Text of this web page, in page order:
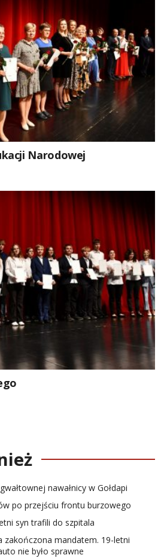
Narodowej
nawałnicy w Gołdapi
po przejściu frontu burzowego
syn trafili do szpitala
zakończona mandatem. 19-letni
nie było sprawne